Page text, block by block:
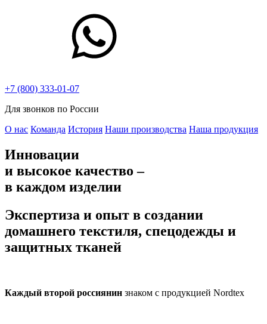
+7 (800) 333-01-07
Для звонков по России
О нас Команда История Наши производства Наша продукция
Инновации
и высокое качество –
в каждом изделии
Экспертиза и опыт в создании
домашнего текстиля, спецодежды и
защитных тканей
Каждый второй россиянин знаком с продукцией Nordtex